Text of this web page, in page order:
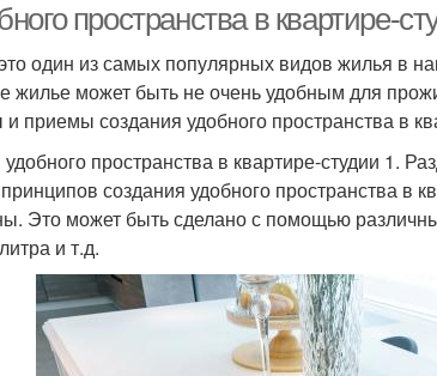
пространства в квартире-
один из самых популярных видов жилья в
жилье может быть не очень удобным для
приемы создания удобного пространства в
пространства в квартире-студии 1.
создания удобного пространства в
Это может быть сделано с помощью
и т.д.